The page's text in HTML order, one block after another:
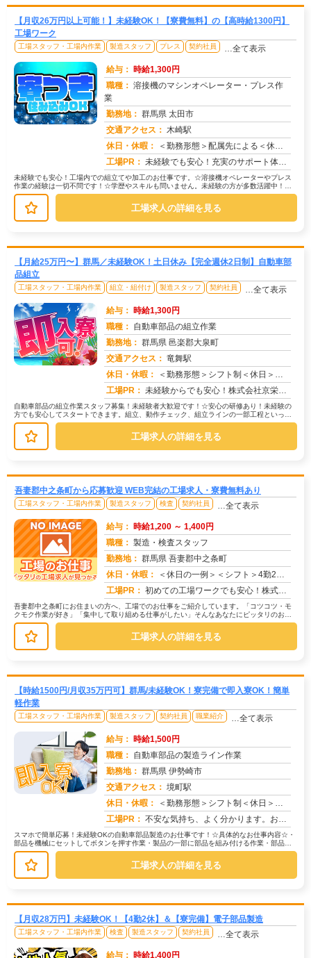
【月収26万円以上可能！】未経験OK！【寮費無料】の【高時給1300円】
工場ワーク
工場スタッフ・工場内作業 製造スタッフ プレス 契約社員 …全て表示
給与： 時給1,300円
職種： 溶接機のマシンオペレーター・プレス作
業
勤務地： 群馬県 太田市
交通アクセス： 木崎駅
休日・休暇：
＜勤務形態＞配属先による＜休日＞工場カレンダーによる/長期休暇/GW /夏季/ 年末年始
工場PR： 未経験でも安心！充実のサポート体制で新しい一歩を踏み出せます。☆初期費用0円の家具付き寮完備！→引っ越しサポートも...
未経験でも安心！工場内での組立てや加工のお仕事です。☆溶接機オペレーターやプレス
作業の経験は一切不問です！☆学歴やスキルも問いません。未経験の方が多数活躍中！具
体的には、組立て作業や加工業務に携...
工場求人の詳細を見る
【月給25万円〜】群馬／未経験OK！土日休み【完全週休2日制】自動車部
品組立
工場スタッフ・工場内作業 組立・組付け 製造スタッフ 契約社員 …全て表示
給与： 時給1,300円
職種： 自動車部品の組立作業
勤務地： 群馬県 邑楽郡大泉町
交通アクセス： 竜舞駅
休日・休暇：
＜勤務形態＞シフト制＜休日＞完全週休2日制・土日休み/長期休暇/GW /夏季/ 年末年始
工場PR： 未経験からでも安心！株式会社京栄センターで新しい一歩を踏み出してみませんか？☆専属担当スタッフによる徹底サポート体...
自動車部品の組立作業スタッフ募集！未経験者大歓迎です！☆安心の研修あり！未経験の
方でも安心してスタートできます。組立、動作チェック、組立ラインの一部工程といった
作業をお願いします。難しい作業はあ...
工場求人の詳細を見る
吾妻郡中之条町から応募歓迎 WEB完結の工場求人・寮費無料あり
工場スタッフ・工場内作業 製造スタッフ 検査 契約社員 …全て表示
給与： 時給1,200 ～ 1,400円
職種： 製造・検査スタッフ
勤務地： 群馬県 吾妻郡中之条町
休日・休暇：
＜休日の一例＞＜シフト＞4勤2休＜休日＞工場カレンダーによる★長期休暇あり★有給休暇あり※配属先により休日・勤務形...
工場PR： 初めての工場ワークでも安心！株式会社京栄センターなら、全国各地の豊富なお仕事の中から、あなたにぴったりの環境が見つ...
吾妻郡中之条町にお住まいの方へ、工場でのお仕事をご紹介しています。「コツコツ・モ
クモク作業が好き」「集中して取り組める仕事がしたい」そんなあなたにピッタリのお仕
事を、京栄センターがご紹介します。...
工場求人の詳細を見る
【時給1500円/月収35万円可】群馬/未経験OK！寮完備で即入寮OK！簡単
軽作業
工場スタッフ・工場内作業 製造スタッフ 契約社員 職業紹介 …全て表示
給与： 時給1,500円
職種： 自動車部品の製造ライン作業
勤務地： 群馬県 伊勢崎市
交通アクセス： 境町駅
休日・休暇：
＜勤務形態＞シフト制＜休日＞工場カレンダーによる
工場PR： 不安な気持ち、よく分かります。お金の心配、仕事探し、新しい環境…全て解決できる場所があります。☆ 株式会社京栄セン...
スマホで簡単応募！未経験OKの自動車部品製造のお仕事です！☆具体的なお仕事内容☆・
部品を機械にセットしてボタンを押す作業・製品の一部に部品を組み付ける作業・部品を
決められた場所に置くピッキング作...
工場求人の詳細を見る
【月収28万円】未経験OK！【4勤2休】＆【寮完備】電子部品製造
工場スタッフ・工場内作業 検査 製造スタッフ 契約社員 …全て表示
給与： 時給1,400円